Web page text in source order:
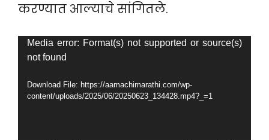
करण्यात आल्याचे सांगितले.
Video
Player
Media error: Format(s) not supported or source(s)
not found
Download File: https://aamachimarathi.com/wp-
content/uploads/2025/06/20250623_134428.mp4?_=1